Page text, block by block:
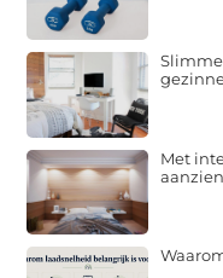
Met